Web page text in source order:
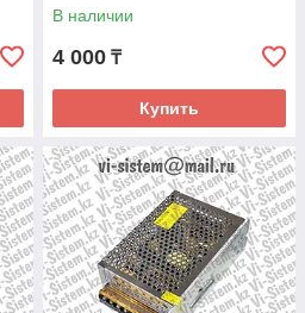
В наличии
4 000 ₸
Купить